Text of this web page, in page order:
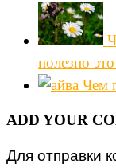
полезно
Чем
ADD YOUR
Для отправки